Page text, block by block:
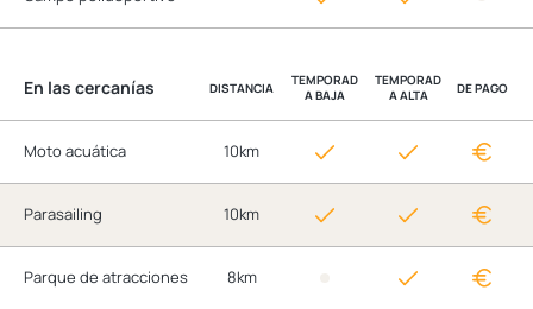
En las cercanías DISTANCIA
TEMPORAD
A BAJA
TEMPORAD
A ALTA
DE PAGO
Moto acuática 10km
Parasailing 10km
Parque de atracciones 8km